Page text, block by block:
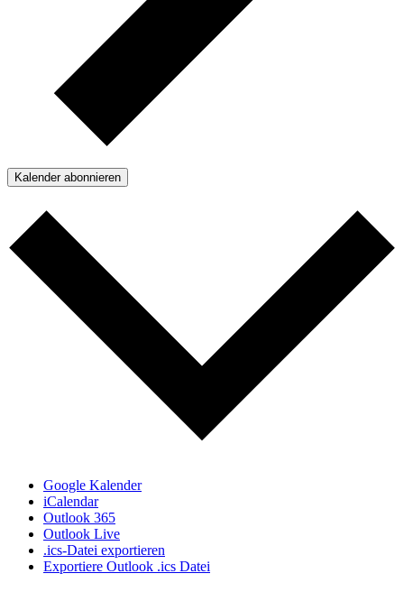
Kalender abonnieren
Google Kalender
iCalendar
Outlook 365
Outlook Live
.ics-Datei exportieren
Exportiere Outlook .ics Datei